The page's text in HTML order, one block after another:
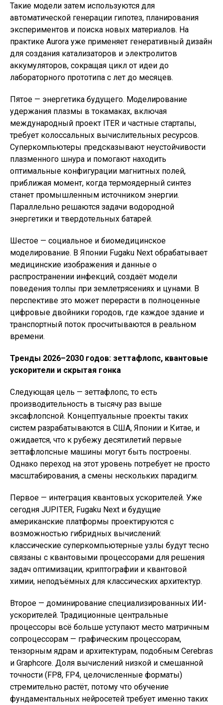
Такие модели затем используются для
автоматической генерации гипотез, планирования
экспериментов и поиска новых материалов. На
практике Aurora уже применяет генеративный дизайн
для создания катализаторов и электролитов
аккумуляторов, сокращая цикл от идеи до
лабораторного прототипа с лет до месяцев.
Пятое — энергетика будущего. Моделирование
удержания плазмы в токамаках, включая
международный проект ITER и частные стартапы,
требует колоссальных вычислительных ресурсов.
Суперкомпьютеры предсказывают неустойчивости
плазменного шнура и помогают находить
оптимальные конфигурации магнитных полей,
приближая момент, когда термоядерный синтез
станет промышленным источником энергии.
Параллельно решаются задачи водородной
энергетики и твердотельных батарей.
Шестое — социальное и биомедицинское
моделирование. В Японии Fugaku Next обрабатывает
медицинские изображения и данные о
распространении инфекций, создаёт модели
поведения толпы при землетрясениях и цунами. В
перспективе это может перерасти в полноценные
цифровые двойники городов, где каждое здание и
транспортный поток просчитываются в реальном
времени.
Тренды 2026–2030 годов: зеттафлопс, квантовые
ускорители и скрытая гонка
Следующая цель — зеттафлопс, то есть
производительность в тысячу раз выше
эксафлопсной. Концептуальные проекты таких
систем разрабатываются в США, Японии и Китае, и
ожидается, что к рубежу десятилетий первые
зеттафлопсные машины могут быть построены.
Однако переход на этот уровень потребует не просто
масштабирования, а смены нескольких парадигм.
Первое — интеграция квантовых ускорителей. Уже
сегодня JUPITER, Fugaku Next и будущие
американские платформы проектируются с
возможностью гибридных вычислений:
классические суперкомпьютерные узлы будут тесно
связаны с квантовыми процессорами для решения
задач оптимизации, криптографии и квантовой
химии, неподъёмных для классических архитектур.
Второе — доминирование специализированных ИИ-
ускорителей. Традиционные центральные
процессоры всё больше уступают место матричным
сопроцессорам — графическим процессорам,
тензорным ядрам и архитектурам, подобным Cerebras
и Graphcore. Доля вычислений низкой и смешанной
точности (FP8, FP4, целочисленные форматы)
стремительно растёт, потому что обучение
фундаментальных нейросетей требует именно таких